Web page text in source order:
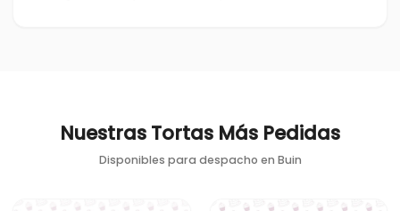
Nuestras Tortas Más Pedidas
Disponibles para despacho en Buin